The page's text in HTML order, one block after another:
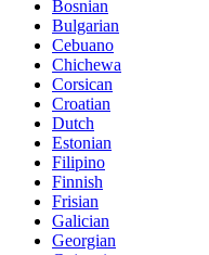
Bosnian
Bulgarian
Cebuano
Chichewa
Corsican
Croatian
Dutch
Estonian
Filipino
Finnish
Frisian
Galician
Georgian